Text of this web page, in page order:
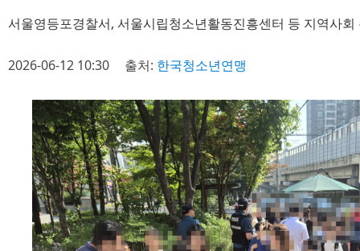
서울영등포경찰서, 서울시립청소년활동진흥센터 등 지역사
2026-06-12 10:30 출처: 한국청소년연맹